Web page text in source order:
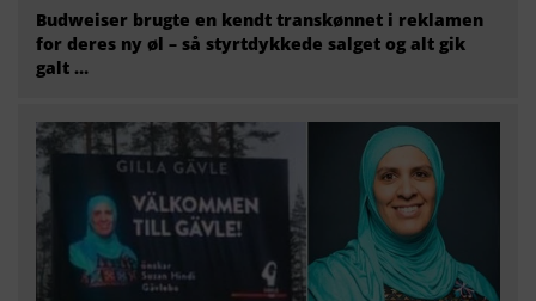
Budweiser brugte en kendt transkønnet i reklamen
for deres ny øl – så styrtdykkede salget og alt gik
galt …